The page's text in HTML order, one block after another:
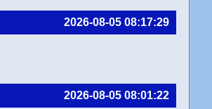
2026-08-05 08:17:29
2026-08-05 08:01:22